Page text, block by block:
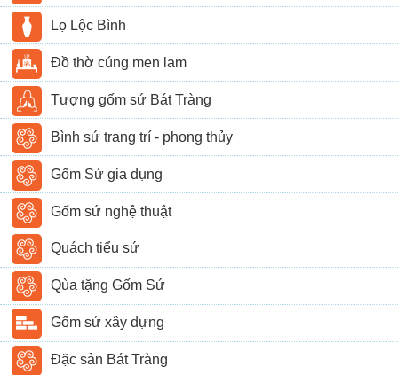
Lọ Lộc Bình
Đồ thờ cúng men lam
Tượng gốm sứ Bát Tràng
Bình sứ trang trí - phong thủy
Gốm Sứ gia dụng
Gốm sứ nghệ thuật
Quách tiểu sứ
Qùa tặng Gốm Sứ
Gốm sứ xây dựng
Đặc sản Bát Tràng